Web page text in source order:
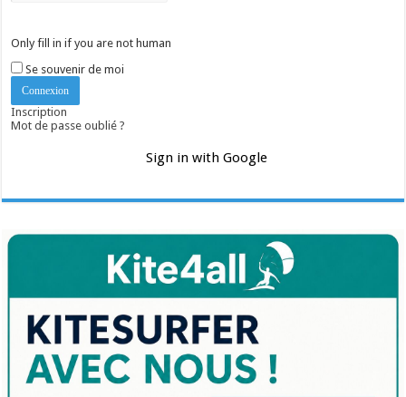
Only fill in if you are not human
Se souvenir de moi
Inscription
Mot de passe oublié ?
Sign in with Google